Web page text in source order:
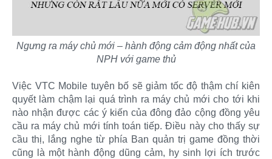
Ngưng ra máy chủ mới – hành động cảm động nhất của
NPH với game thủ
Việc VTC Mobile tuyên bố sẽ giảm tốc độ thậm chí kiên
quyết làm chậm lại quá trình ra máy chủ mới cho tới khi
nào nhận được các ý kiến của đông đảo cộng đồng yêu
cầu ra máy chủ mới tính toán tiếp. Điều này cho thấy sự
cầu thị, lắng nghe từ phía Ban quản trị game đồng thời
cũng là một hành động dũng cảm, hy sinh lợi ích trước